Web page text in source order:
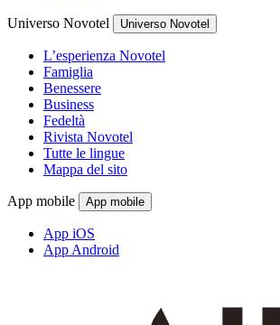
Universo Novotel Universo Novotel
L’esperienza Novotel
Famiglia
Benessere
Business
Fedeltà
Rivista Novotel
Tutte le lingue
Mappa del sito
App mobile App mobile
App iOS
App Android